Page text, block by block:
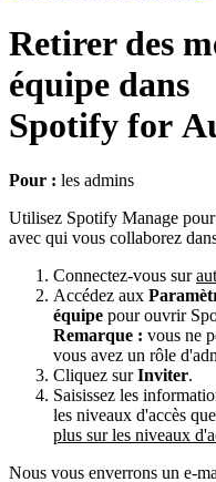
Retirer des
équipe dans
Spotify for
Pour : les admins
Utilisez Spotify Manage
avec qui vous collaborez
Connectez-vous sur
Accédez aux
équipe pour ouvrir
Remarque : vous ne
vous avez un rôle
Cliquez surInviter.
Saisissez les
les niveaux d'accès
plus sur les niveaux
Nous vous enverrons un e-